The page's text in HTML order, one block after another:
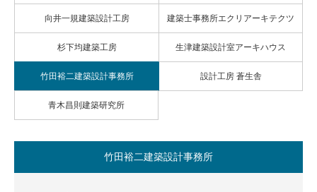
向井一規建築設計工房 建築士事務所エクリアーキテクツ
杉下均建築工房 生津建築設計室アーキハウス
竹田裕二建築設計事務所 設計工房 蒼生舎
青木昌則建築研究所
竹田裕二建築設計事務所